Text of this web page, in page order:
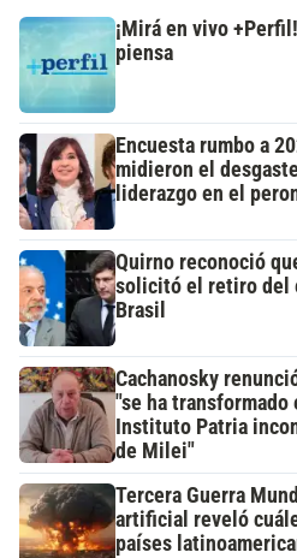
¡Mirá en vivo
piensa
Encuesta rumbo a
midieron el
liderazgo en el
Quirno reconoció
solicitó el retiro del
Brasil
Cachanosky
"se ha transformado
Instituto Patria
de Milei"
Tercera Guerra
artificial reveló
países